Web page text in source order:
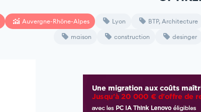
Auvergne-Rhône-Alpes Lyon BTP, Architecture
maison construction desinger